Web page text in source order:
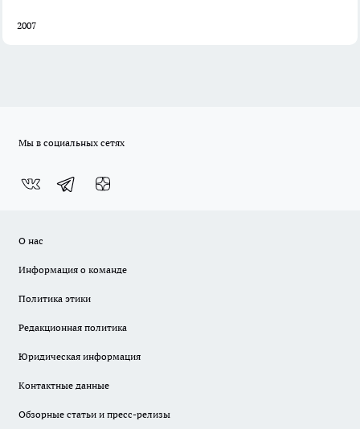
2007
Мы в социальных сетях
О нас
Информация о команде
Политика этики
Редакционная политика
Юридическая информация
Контактные данные
Обзорные статьи и пресс-релизы